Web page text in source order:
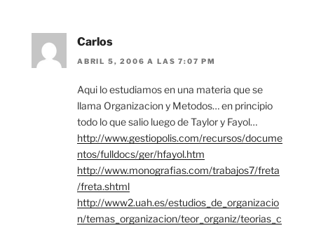
Carlos
ABRIL 5, 2006 A LAS 7:07 PM
Aqui lo estudiamos en una materia que se
llama Organizacion y Metodos… en principio
todo lo que salio luego de Taylor y Fayol…
http://www.gestiopolis.com/recursos/docume
ntos/fulldocs/ger/hfayol.htm
http://www.monografias.com/trabajos7/freta
/freta.shtml
http://www2.uah.es/estudios_de_organizacio
n/temas_organizacion/teor_organiz/teorias_c